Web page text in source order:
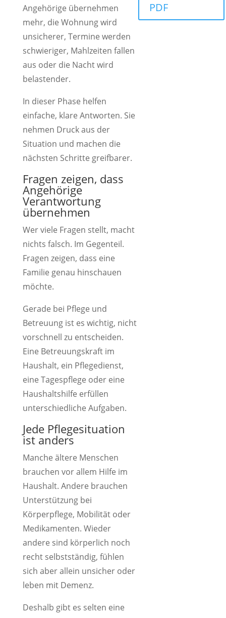
Angehörige übernehmen
mehr, die Wohnung wird
unsicherer, Termine werden
schwieriger, Mahlzeiten fallen
aus oder die Nacht wird
belastender.
In dieser Phase helfen
einfache, klare Antworten. Sie
nehmen Druck aus der
Situation und machen die
nächsten Schritte greifbarer.
Fragen zeigen, dass
Angehörige
Verantwortung
übernehmen
Wer viele Fragen stellt, macht
nichts falsch. Im Gegenteil.
Fragen zeigen, dass eine
Familie genau hinschauen
möchte.
Gerade bei Pflege und
Betreuung ist es wichtig, nicht
vorschnell zu entscheiden.
Eine Betreuungskraft im
Haushalt, ein Pflegedienst,
eine Tagespflege oder eine
Haushaltshilfe erfüllen
unterschiedliche Aufgaben.
Jede Pflegesituation
ist anders
Manche ältere Menschen
brauchen vor allem Hilfe im
Haushalt. Andere brauchen
Unterstützung bei
Körperpflege, Mobilität oder
Medikamenten. Wieder
andere sind körperlich noch
recht selbstständig, fühlen
sich aber allein unsicher oder
leben mit Demenz.
Deshalb gibt es selten eine
PDF